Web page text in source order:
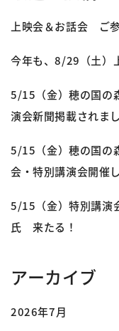
上映会＆お話会 ご
今年も、8/29（土）
5/15（金）穂の国の
演会新聞掲載されま
5/15（金）穂の国の
会・特別講演会開催
5/15（金）特別講
氏 来たる！
アーカイブ
2026年7月